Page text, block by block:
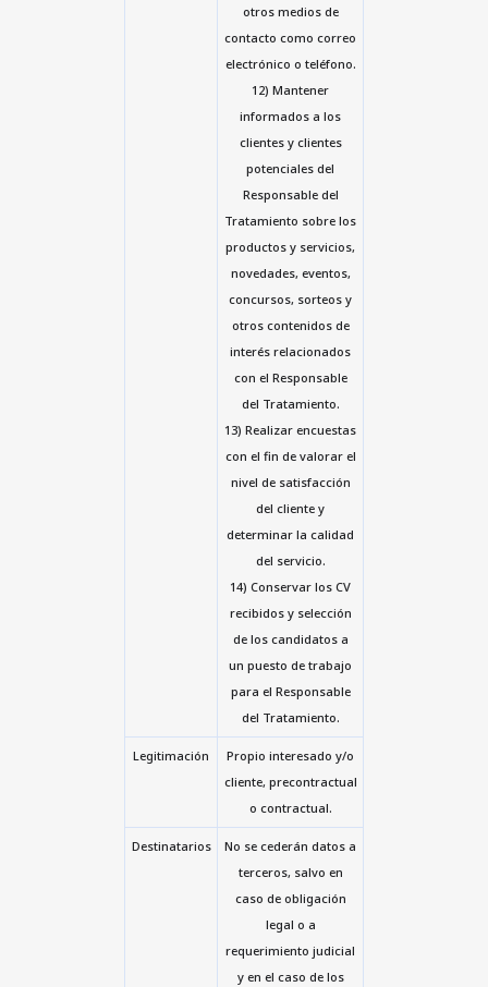
otros medios de
contacto como correo
electrónico o teléfono.
12) Mantener
informados a los
clientes y clientes
potenciales del
Responsable del
Tratamiento sobre los
productos y servicios,
novedades, eventos,
concursos, sorteos y
otros contenidos de
interés relacionados
con el Responsable
del Tratamiento.
13) Realizar encuestas
con el fin de valorar el
nivel de satisfacción
del cliente y
determinar la calidad
del servicio.
14) Conservar los CV
recibidos y selección
de los candidatos a
un puesto de trabajo
para el Responsable
del Tratamiento.
Legitimación
Propio interesado y/o
cliente, precontractual
o contractual.
Destinatarios
No se cederán datos a
terceros, salvo en
caso de obligación
legal o a
requerimiento judicial
y en el caso de los